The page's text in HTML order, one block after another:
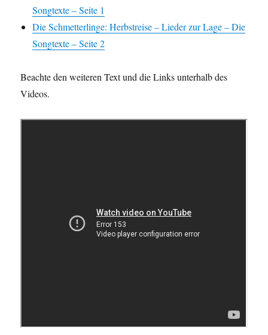
Songtexte – Seite 1
Die Schmetterlinge: Herbstreise – Lieder zur Lage – Die
Songtexte – Seite 2
Beachte den weiteren Text und die Links unterhalb des
Videos.